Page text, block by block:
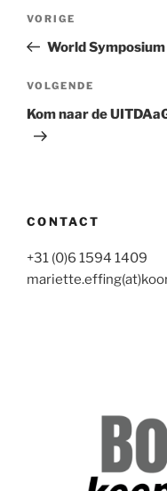
Vorig
bericht
VORIGE
World
Volgend
bericht
VOLGENDE
Kom naar de
CONTACT
+31 (0)6 1594 1409